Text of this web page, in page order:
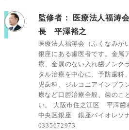
監修者：
医療法人福涛
長 平澤裕之
医療法人福涛会（ふくなみか
銀座にある歯医者です。金属
療、金属のない入れ歯ノンク
タル治療を中心に、予防歯科
児歯科、ジルコニアインプラ
療など口腔治療全般、歯のこ
い。 大阪市住之江区 平澤
中央区銀座 銀座バイオレソ
0335672973